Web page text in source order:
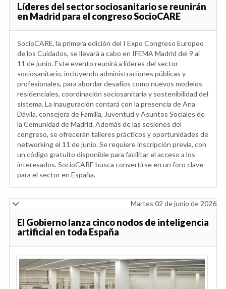
Líderes del sector sociosanitario se reunirán
en Madrid para el congreso SocioCARE
SocioCARE, la primera edición del I Expo Congreso Europeo
de los Cuidados, se llevará a cabo en IFEMA Madrid del 9 al
11 de junio. Este evento reunirá a líderes del sector
sociosanitario, incluyendo administraciones públicas y
profesionales, para abordar desafíos como nuevos modelos
residenciales, coordinación sociosanitaria y sostenibilidad del
sistema. La inauguración contará con la presencia de Ana
Dávila, consejera de Familia, Juventud y Asuntos Sociales de
la Comunidad de Madrid. Además de las sesiones del
congreso, se ofrecerán talleres prácticos y oportunidades de
networking el 11 de junio. Se requiere inscripción previa, con
un código gratuito disponible para facilitar el acceso a los
interesados. SocioCARE busca convertirse en un foro clave
para el sector en España.
Martes 02 de junio de 2026
El Gobierno lanza cinco nodos de inteligencia
artificial en toda España